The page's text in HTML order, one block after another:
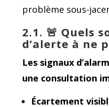
problème sous-
2.1. 🚨 Quels
d’alerte à ne
Les signaux
une consultation
Écartement